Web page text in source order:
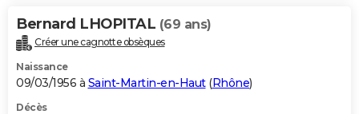
Bernard LHOPITAL (69 ans)
Créer une cagnotte obsèques
Naissance
09/03/1956 à Saint-Martin-en-Haut(Rhône)
Décès